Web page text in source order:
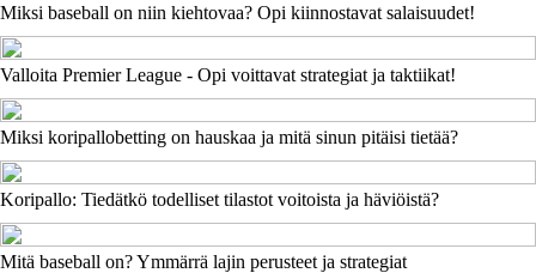
Miksi baseball on niin kiehtovaa? Opi kiinnostavat salaisuudet!
Valloita Premier League - Opi voittavat strategiat ja taktiikat!
Miksi koripallobetting on hauskaa ja mitä sinun pitäisi tietää?
Koripallo: Tiedätkö todelliset tilastot voitoista ja häviöistä?
Mitä baseball on? Ymmärrä lajin perusteet ja strategiat